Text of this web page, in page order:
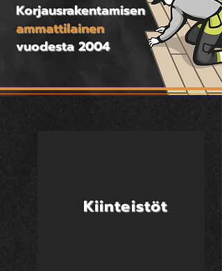
Korjaus­rakentamisen
ammattilainen
vuodesta 2004
Kiinteistöt